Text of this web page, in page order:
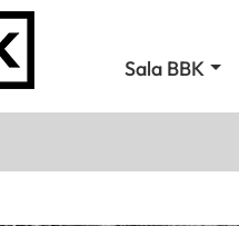
Sala BBK